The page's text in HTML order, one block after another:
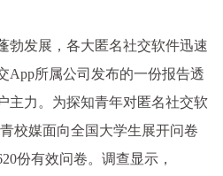
发展，各大匿名社交软件迅速
App所属公司发布的一份报告透
主力。为探知青年对匿名社交软
校媒面向全国大学生展开问卷
份有效问卷。调查显示，